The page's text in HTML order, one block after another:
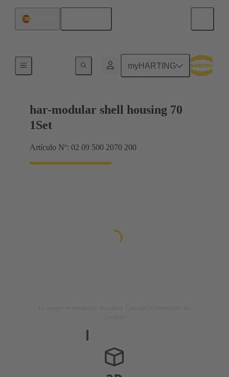
myHARTING
har-modular shell housing 70
1Set
Artículo Nº: 02 09 500 2070 200